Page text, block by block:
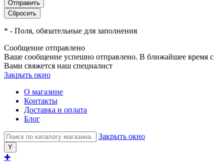
* - Поля, обязательные для заполнения
Сообщение отправлено
Ваше сообщение успешно отправлено. В ближайшее время с
Вами свяжется наш специалист
Закрыть окно
О магазине
Контакты
Доставка и оплата
Блог
Закрыть окно
✚